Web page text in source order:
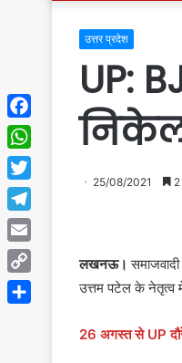
उत्तर प्रदेश
UP:
25/08/2021
लखनऊ।
उत्तम पटेल के नेतृत्व
26 अगस्त से UP दौरे
Facebook
WhatsApp
Twitter
Telegram
Email
Copy
Link